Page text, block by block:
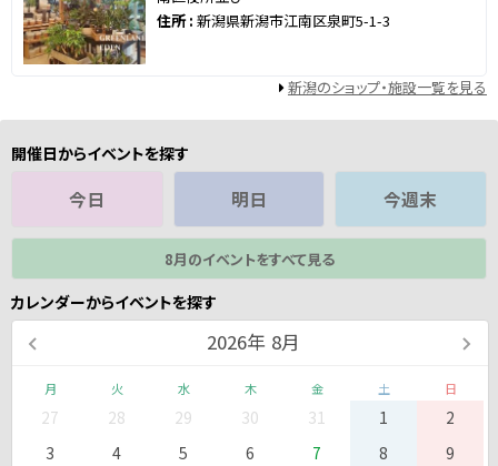
住所 : 新潟県新潟市江南区泉町5-1-3
新潟のショップ・施設一覧を見る
開催日からイベントを探す
今日 明日 今週末
8月のイベントをすべて見る
カレンダーからイベントを探す
2026年 8月
月 火 水 木 金 土 日
27 28 29 30 31 1
2
3
4 5 6 7 8
9